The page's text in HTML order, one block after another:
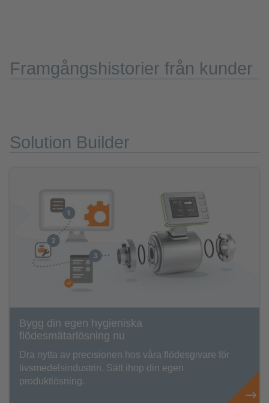
Framgångshistorier från kunder
Solution Builder
Bygg din egen hygieniska
flödesmätarlösning nu
Dra nytta av precisionen hos våra flödesgivare för
livsmedelsindustrin. Sätt ihop din egen
produktlösning.